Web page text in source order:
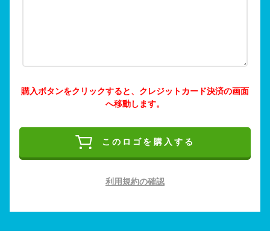
購入ボタンをクリックすると、クレジットカード決済の画面
へ移動します。
このロゴを購入する
利用規約の確認